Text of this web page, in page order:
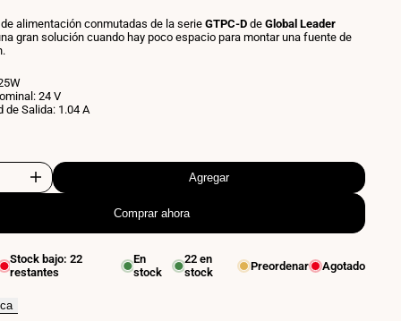
alimentación conmutadas de la serie GTPC-D de Global Leader
gran solución cuando hay poco espacio para montar una fuente de
24 V
Salida: 1.04 A
Aumentar
Fuente
Agregar
Comprar ahora
Stock bajo: 22
restantes
En
stock
22en
stock
Preordenar Agotado